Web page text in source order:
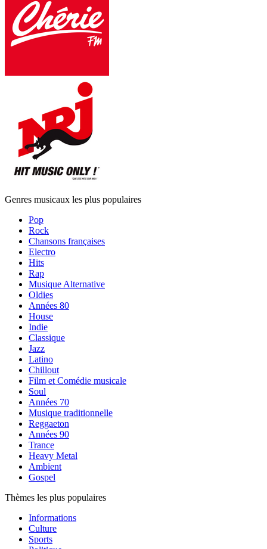
Genres musicaux les plus populaires
Pop
Rock
Chansons françaises
Electro
Hits
Rap
Musique Alternative
Oldies
Années 80
House
Indie
Classique
Jazz
Latino
Chillout
Film et Comédie musicale
Soul
Années 70
Musique traditionnelle
Reggaeton
Années 90
Trance
Heavy Metal
Ambient
Gospel
Thèmes les plus populaires
Informations
Culture
Sports